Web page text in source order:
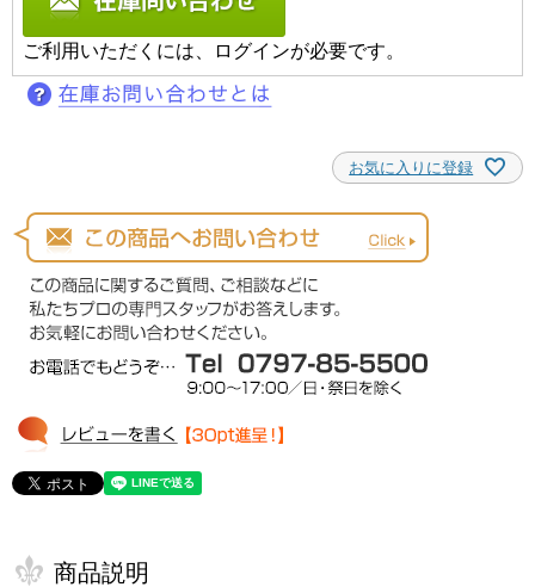
ご利用いただくには、ログインが必要です。
お気に入りに登録
商品説明